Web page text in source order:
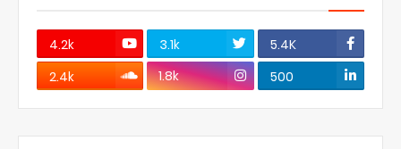
5.4K
3.1k
4.2k
500
1.8k
2.4k